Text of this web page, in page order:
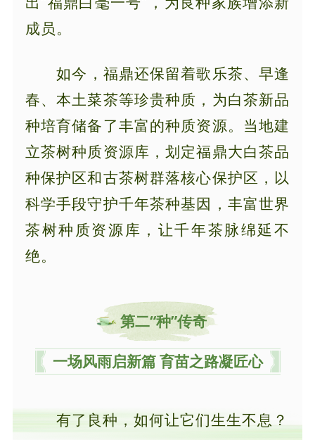
成员。
如今，福鼎还保留着歌乐茶、早逢
春、本土菜茶等珍贵种质，为白茶新品
种培育储备了丰富的种质资源。当地建
立茶树种质资源库，划定福鼎大白茶品
种保护区和古茶树群落核心保护区，以
科学手段守护千年茶种基因，丰富世界
茶树种质资源库，让千年茶脉绵延不
绝。
第二“种”传奇
一场风雨启新篇 育苗之路凝匠心
有了良种，如何让它们生生不息？